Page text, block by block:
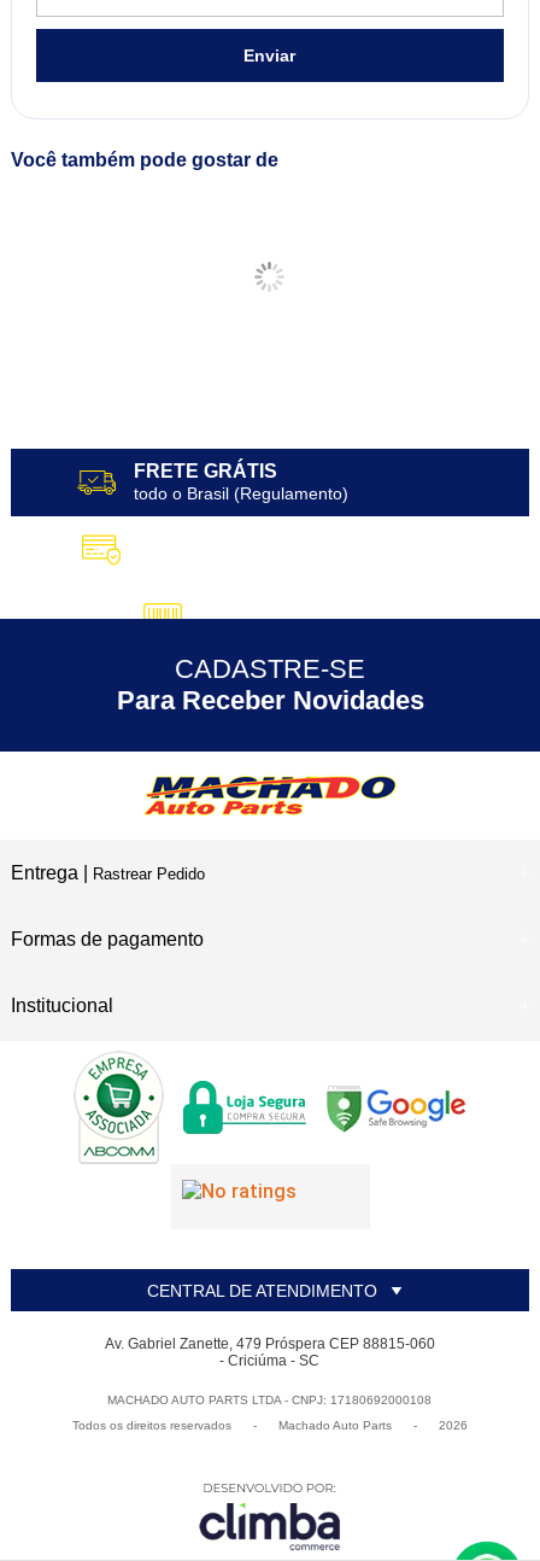
Enviar
Você também pode gostar de
FRETE GRÁTIS
todo o Brasil (Regulamento)
5% DESCONTO no Pix
30 ANOS de Experiência
CADASTRE-SE
Para Receber Novidades
Entrega | Rastrear Pedido
Formas de pagamento
Institucional
CENTRAL DE ATENDIMENTO
Av. Gabriel Zanette, 479 Próspera CEP 88815-060
- Criciúma - SC
MACHADO AUTO PARTS LTDA - CNPJ: 17180692000108
Todos os direitos reservados
- Machado Auto Parts - 2026